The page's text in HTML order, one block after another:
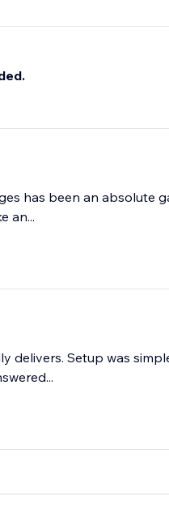
has been an absolute
an...
delivers. Setup was